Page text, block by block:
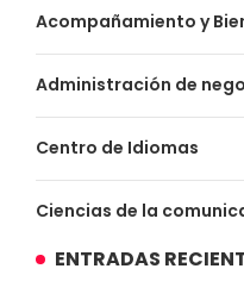
Acompañamiento y
Administración de
Centro de Idiomas
Ciencias de la
ENTRADAS